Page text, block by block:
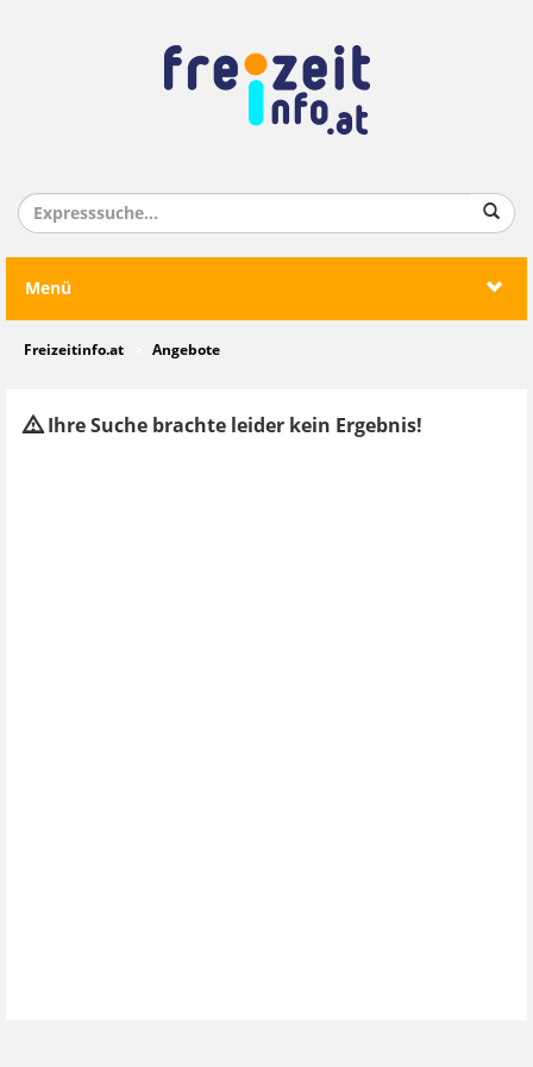
Menü
Freizeitinfo.at Angebote
Ihre Suche brachte leider kein Ergebnis!